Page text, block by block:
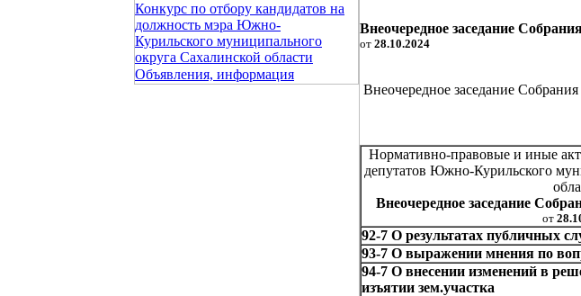
Конкурс по отбору кандидатов на
должность мэра Южно-
Курильского муниципального
округа Сахалинской области
Объявления, информация
Внеочередное заседание
от 28.10.2024
Внеочередное заседание
Нормативно-правовые и иные
депутатов Южно-Курильского
Внеочередное заседание
от
92-7 О результатах публичных
93-7 О выражении мнения по
94-7 О внесении изменений в
изъятии зем.участка